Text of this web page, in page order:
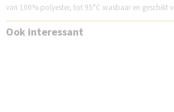
van 100% polyester, tot 95°C wasbaar en geschikt
Ook interessant